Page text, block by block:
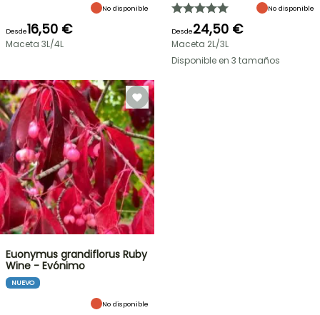
No disponible
Desde16,50 €
Maceta 3L/4L
No disponible
Desde24,50 €
Maceta 2L/3L
Disponible en 3 tamaños
Euonymus grandiflorus Ruby
Wine - Evónimo
NUEVO
No disponible